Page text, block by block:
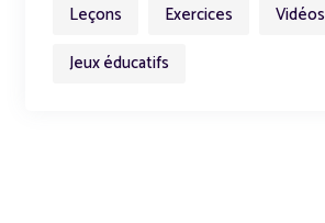
Leçons Exercices
Vidéos
Jeux éducatifs